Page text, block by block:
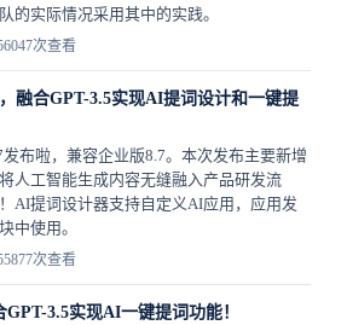
的实际情况采用其中的实践。
6047次查看
融合GPT-3.5实现AI提词设计和一键提
布啦，兼容企业版8.7。本次发布主要新增
人工智能生成内容无缝融入产品研发流
AI提词设计器支持自定义AI应用，应用发
中使用。
5877次查看
3.5实现AI一键提词功能！